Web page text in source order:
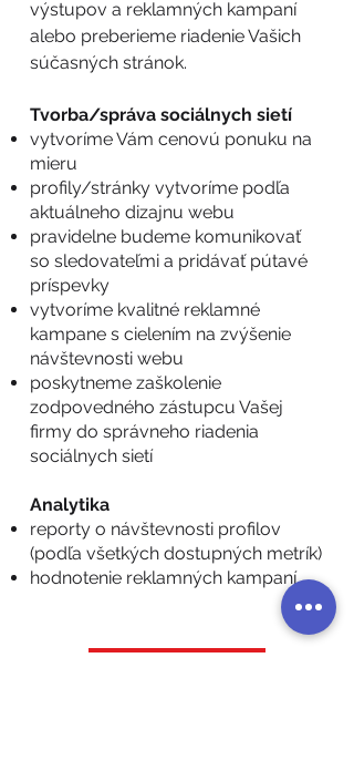
výstupov a reklamných kampaní
alebo preberieme riadenie Vašich
súčasných stránok.
Tvorba/správa sociálnych sietí​
vytvoríme Vám cenovú ponuku na
mieru
profily/stránky vytvoríme podľa
aktuálneho dizajnu webu
pravidelne budeme komunikovať
so sledovateľmi a pridávať pútavé
príspevky
vytvoríme kvalitné reklamné
kampane s cielením na zvýšenie
návštevnosti webu
poskytneme zaškolenie
zodpovedného zástupcu Vašej
firmy do správneho riadenia
sociálnych sietí
Analytika
reporty o návštevnosti profilov
(podľa všetkých dostupných metrík)
hodnotenie reklamných kampaní